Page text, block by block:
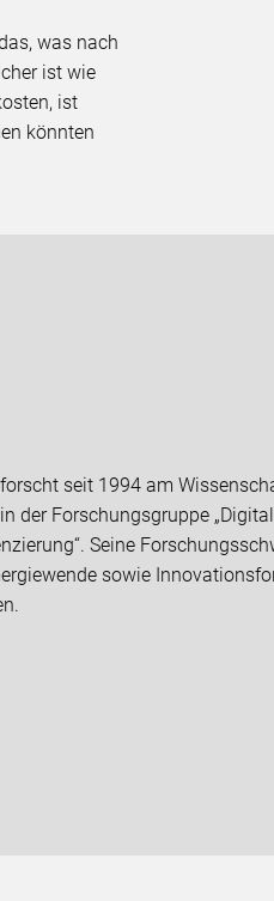
was nach
ist wie
ist
könnten
forscht seit 1994 am
der Forschungsgruppe
Seine
sowie